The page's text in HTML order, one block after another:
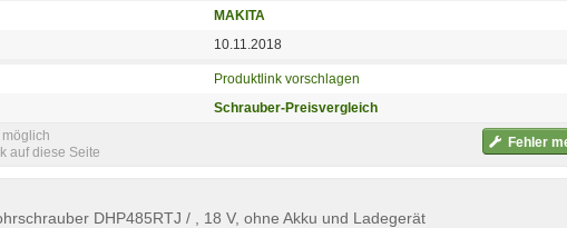
MAKITA
10.11.2018
Produktlink vorschlagen
Schrauber-Preisvergleich
Fehler
auf diese Seite
DHP485RTJ / , 18 V, ohne Akku und Ladegerät